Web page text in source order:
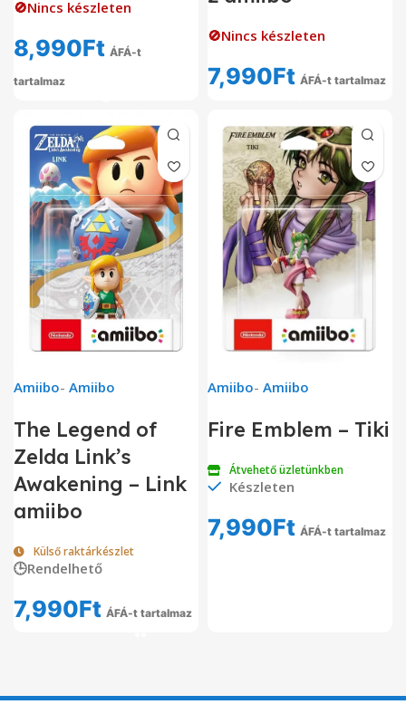
🚫Nincs készleten
8,990Ft ÁFÁ-t
tartalmaz
🚫Nincs készleten
7,990Ft ÁFÁ-t tartalmaz
Amiibo- Amiibo
The Legend of
Zelda Link’s
Awakening – Link
amiibo
Külső raktárkészlet
🕒Rendelhető
7,990Ft ÁFÁ-t tartalmaz
Amiibo- Amiibo
Fire Emblem – Tiki
Átvehető üzletünkben
Készleten
7,990Ft ÁFÁ-t tartalmaz